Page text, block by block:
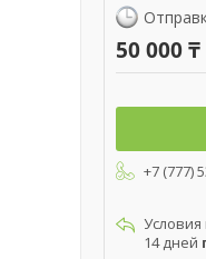
50 000 ₸
+7 (777)
14 дней